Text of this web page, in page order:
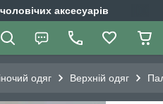
аксесуарів
одяг Верхній одяг